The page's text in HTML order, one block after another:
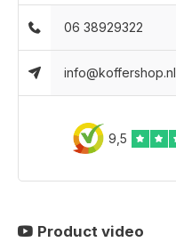
06 38929322
info@koffershop.nl
9,5
Product video